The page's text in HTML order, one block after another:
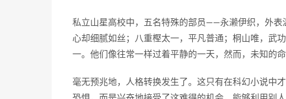
私立山星高校中，五名特殊的部员——永濑伊织，外表
心却细腻如丝；八重樫太一，平凡普通；桐山唯，武
一。他们像往常一样过着平静的一天，然而，未知的
毫无预兆地，人格转换发生了。这只有在科幻小说中